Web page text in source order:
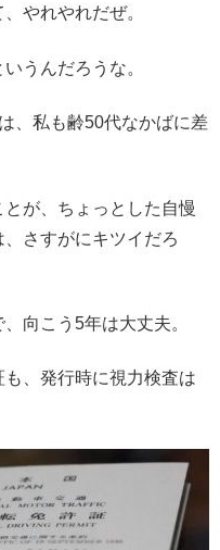
やれやれだぜ。
うんだろうな。
、私も齢50代なかばに差
が、ちょっとした自慢
さすがにキツイだろ
向こう5年は大丈夫。
、発行時に視力検査は